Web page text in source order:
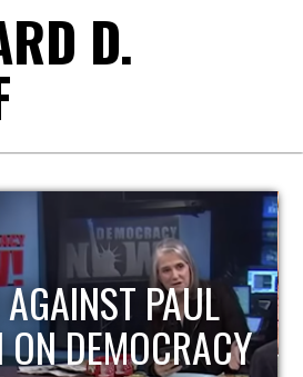
D.
ECONOMIC
UPDATE